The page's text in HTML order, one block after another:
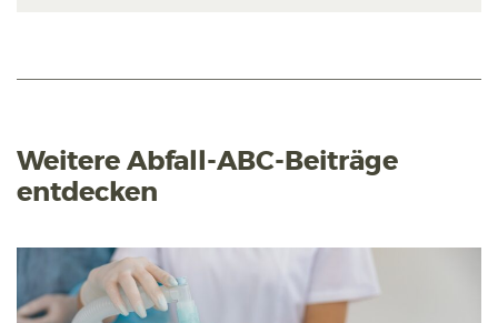
Weitere Abfall-ABC-Beiträge
entdecken